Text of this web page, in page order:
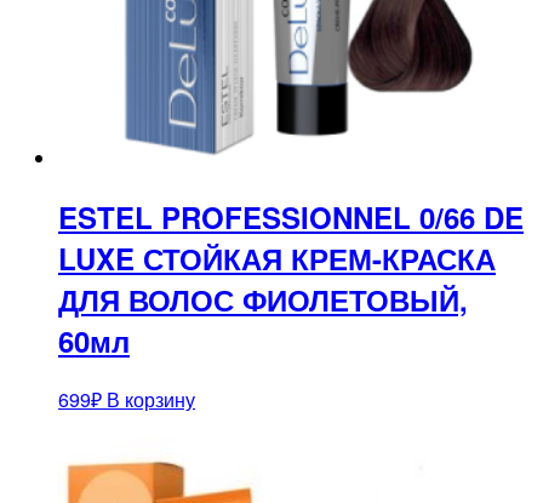
ESTEL PROFESSIONNEL 0/66 DE
LUXE СТОЙКАЯ КРЕМ-КРАСКА
ДЛЯ ВОЛОС ФИОЛЕТОВЫЙ,
60мл
699₽ В корзину